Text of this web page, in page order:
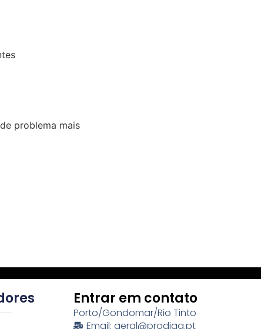
problema mais
Entrar em contato
Porto/Gondomar/Rio Tinto
Email: geral@prodiag.pt